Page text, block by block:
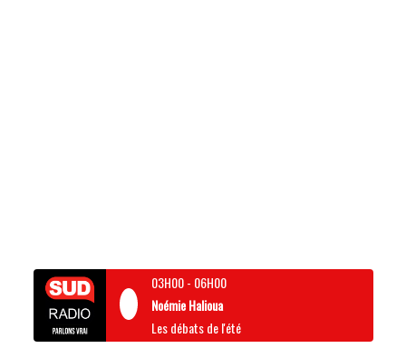
03H00- 06H00
Noémie Halioua
Les débats de l'été